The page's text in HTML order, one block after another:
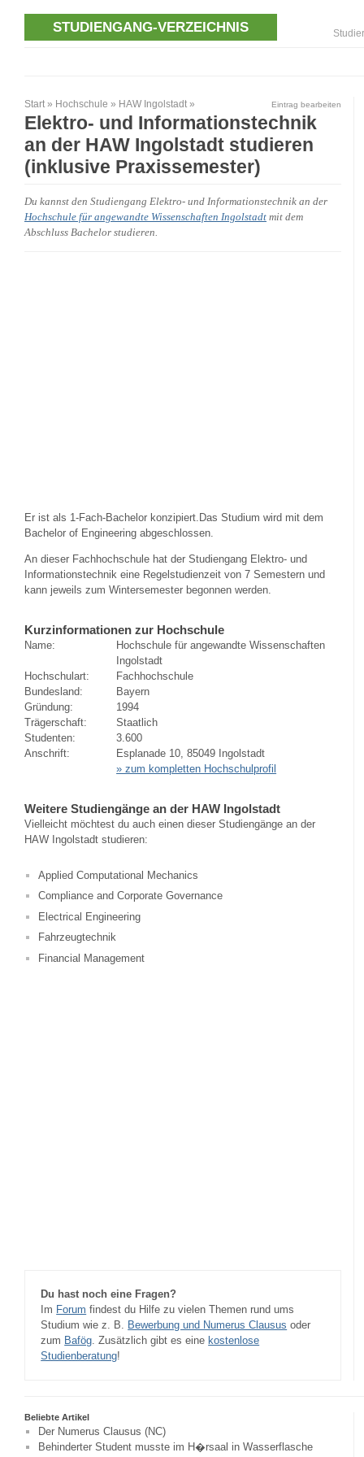
STUDIENGANG-VERZEICHNIS
Start » Hochschule » HAW Ingolstadt » Eintrag bearbeiten
Elektro- und Informationstechnik
an der HAW Ingolstadt studieren
(inklusive Praxissemester)
Du kannst den Studiengang Elektro- und Informationstechnik an der
Hochschule für angewandte Wissenschaften Ingolstadt mit dem
Abschluss Bachelor studieren.
Er ist als 1-Fach-Bachelor konzipiert.Das Studium wird mit dem
Bachelor of Engineering abgeschlossen.
An dieser Fachhochschule hat der Studiengang Elektro- und
Informationstechnik eine Regelstudienzeit von 7 Semestern und
kann jeweils zum Wintersemester begonnen werden.
Kurzinformationen zur Hochschule
Name:
Hochschule für angewandte Wissenschaften
Ingolstadt
Hochschulart:
Fachhochschule
Bundesland:
Bayern
Gründung:
1994
Trägerschaft:
Staatlich
Studenten:
3.600
Anschrift:
Esplanade 10, 85049 Ingolstadt
» zum kompletten Hochschulprofil
Weitere Studiengänge an der HAW Ingolstadt
Vielleicht möchtest du auch einen dieser Studiengänge an der
HAW Ingolstadt studieren:
Applied Computational Mechanics
Compliance and Corporate Governance
Electrical Engineering
Fahrzeugtechnik
Financial Management
Du hast noch eine Fragen?
Im Forum findest du Hilfe zu vielen Themen rund ums
Studium wie z. B. Bewerbung und Numerus Clausus oder
zum Bafög. Zusätzlich gibt es eine kostenlose
Studienberatung!
Beliebte Artikel
Der Numerus Clausus (NC)
Behinderter Student musste im H�rsaal in Wasserflasche